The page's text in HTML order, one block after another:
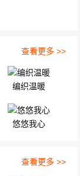
查看更多 >>
编织温暖
悠悠我心
查看更多 >>